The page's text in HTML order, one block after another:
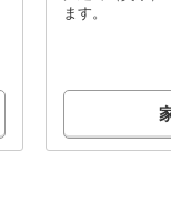
ます。